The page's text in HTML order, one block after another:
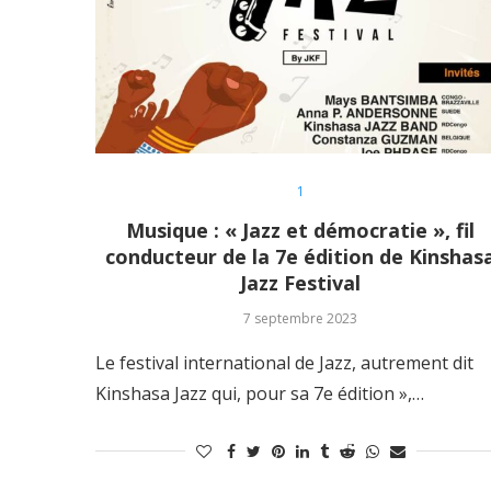
1
Musique : « Jazz et démocratie », fil
conducteur de la 7e édition de
Jazz Festival
7 septembre 2023
Le festival international de Jazz, autrement dit
Kinshasa Jazz qui, pour sa 7e édition »,…